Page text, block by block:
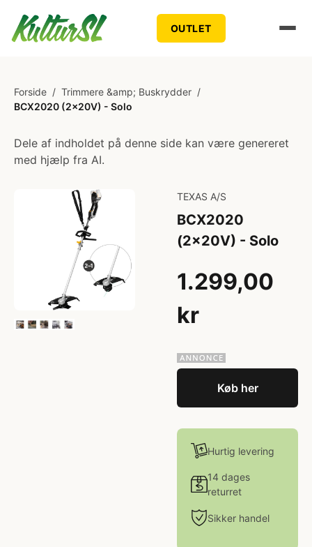
OUTLET
Forside / Trimmere &amp; Buskrydder /
BCX2020 (2x20V) - Solo
Dele af indholdet på denne side kan være genereret
med hjælp fra AI.
TEXAS A/S
BCX2020
(2x20V) - Solo
1.299,00
kr
Køb her
Hurtig levering
14 dages
returret
Sikker handel